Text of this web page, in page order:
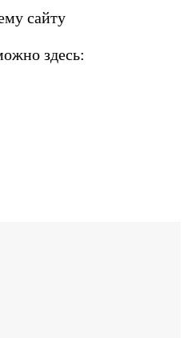
сайту
здесь: